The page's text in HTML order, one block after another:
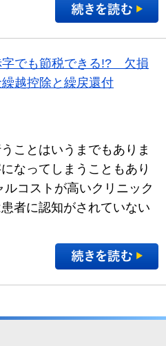
字でも節税できる!? 欠損
越控除と繰戻還付
ことはいうまでもありま
なってしまうこともあり
コストが高いクリニック
者に認知がされていない